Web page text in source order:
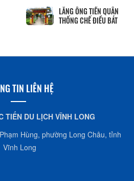
LĂNG ÔNG TIỀN QUÂN
THỐNG CHẾ ĐIỀU BÁT
TIN LIÊN HỆ
TIẾN DU LỊCH VĨNH LONG
Hùng, phường Long Châu, tỉnh
Vĩnh Long